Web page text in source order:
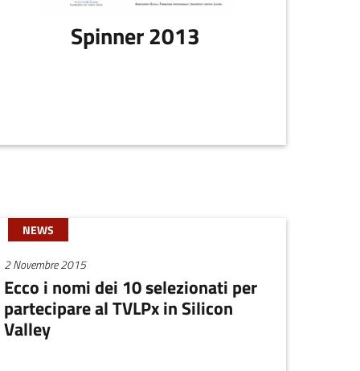
Spinner 2013
NEWS
2 Novembre 2015
Ecco i nomi dei 10 selezionati per
partecipare al TVLPx in Silicon
Valley